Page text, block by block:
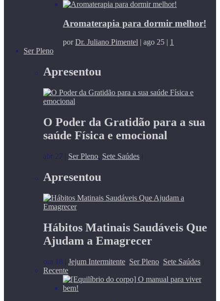
Aromaterapia para dormir melhor!
porDr. Juliano Pimentel | ago 25 | 1
Ser Pleno
Apresentou
O Poder da Gratidão para a sua
saúde Física e emocional
abr 27 | Ser Pleno, Sete Saúdes |
Apresentou
Hábitos Matinais Saudáveis Que
Ajudam a Emagrecer
out 18 | Jejum Intermitente, Ser Pleno, Sete Saúdes |
Recente